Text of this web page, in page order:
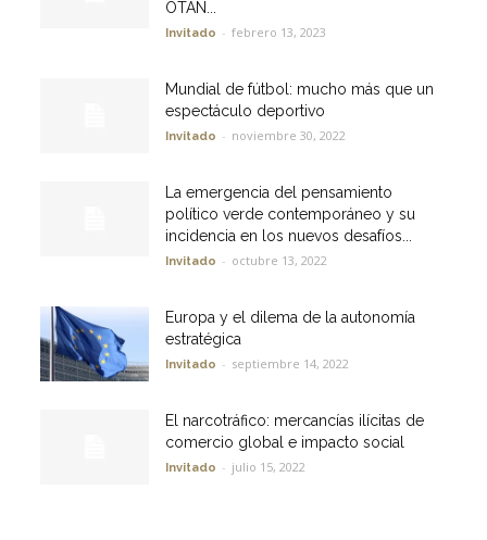
OTAN...
Invitado - febrero 13, 2023
Mundial de fútbol: mucho más que un
espectáculo deportivo
Invitado - noviembre 30, 2022
La emergencia del pensamiento
político verde contemporáneo y su
incidencia en los nuevos desafíos...
Invitado - octubre 13, 2022
Europa y el dilema de la autonomía
estratégica
Invitado - septiembre 14, 2022
El narcotráfico: mercancías ilícitas de
comercio global e impacto social
Invitado - julio 15, 2022